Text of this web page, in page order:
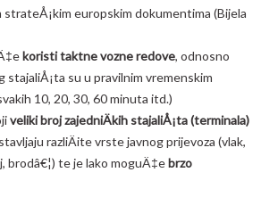
strateÅ¡kim europskim dokumentima (Bijela
koristi taktne vozne redove, odnosno
stajaliÅ¡ta su u pravilnim vremenskim
10, 20, 30, 60 minuta itd.)
veliki broj zajedniÄkih stajaliÅ¡ta (terminala)
razliÄite vrste javnog prijevoza (vlak,
brodâ€¦) te je lako moguÄ‡ebrzo